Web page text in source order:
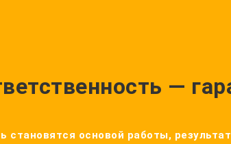
—
становятся основой работы,